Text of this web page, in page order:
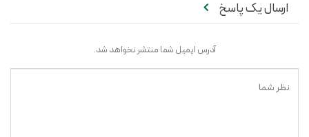
ارسال یک پاسخ
آدرس ایمیل شما منتشر نخواهد شد.